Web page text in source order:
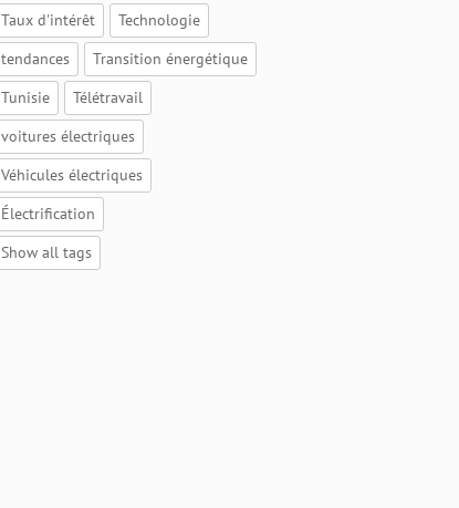
Taux d'intérêt
Technologie
tendances
Transition énergétique
Tunisie
Télétravail
voitures électriques
Véhicules électriques
Électrification
Show all tags